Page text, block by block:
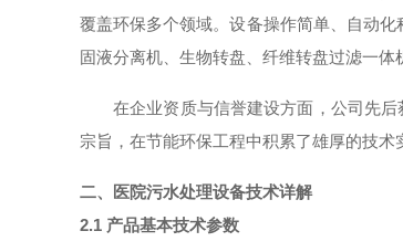
覆盖环保多个领域。设备操作简单、自动
固液分离机、生物转盘、纤维转盘过滤一体
在企业资质与信誉建设方面，公司先
宗旨，在节能环保工程中积累了雄厚的技术
二、医院污水处理设备技术详解
2.1 产品基本技术参数